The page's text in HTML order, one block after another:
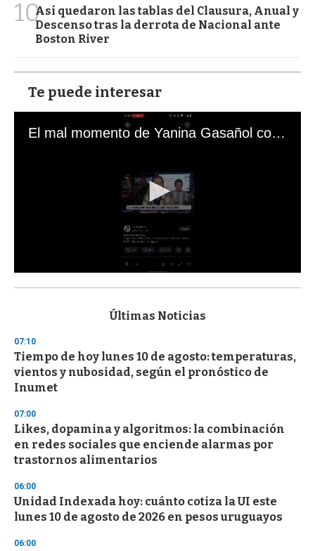
10Así quedaron las tablas del Clausura, Anual y
Descenso tras la derrota de Nacional ante
Boston River
Te puede interesar
El mal momento de Yanina Gasañol con un hincha argentino en "Subrayado"
s
d
s
o
f
3
s
e
c
o
n
Últimas Noticias
07:10
Tiempo de hoy lunes 10 de agosto: temperaturas,
vientos y nubosidad, según el pronóstico de
Inumet
07:00
Likes, dopamina y algoritmos: la combinación
en redes sociales que enciende alarmas por
trastornos alimentarios
06:00
Unidad Indexada hoy: cuánto cotiza la UI este
lunes 10 de agosto de 2026 en pesos uruguayos
06:00